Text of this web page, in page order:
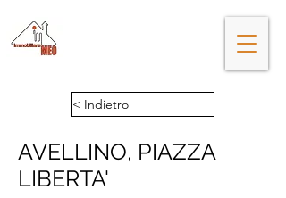
< Indietro
AVELLINO, PIAZZA
LIBERTA'